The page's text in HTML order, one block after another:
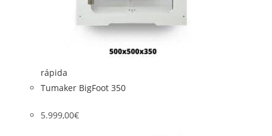
rápida
Tumaker BigFoot 350
5.999,00€